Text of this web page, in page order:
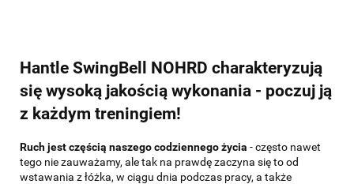
Hantle SwingBell NOHRD charakteryzują
się wysoką jakością wykonania - poczuj ją
z każdym treningiem!
Ruch jest częścią naszego codziennego życia - często nawet
tego nie zauważamy, ale tak na prawdę zaczyna się to od
wstawania z łóżka, w ciągu dnia podczas pracy, a także